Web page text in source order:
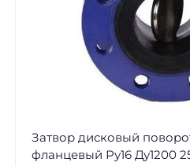
Затвор дисковый
фланцевый Ру16 Ду1200